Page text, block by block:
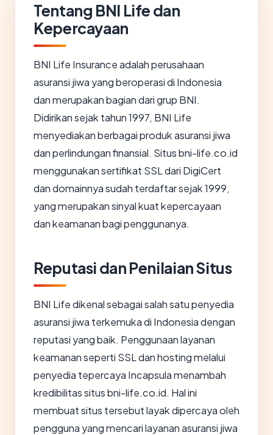
Tentang BNI Life dan
Kepercayaan
BNI Life Insurance adalah perusahaan
asuransi jiwa yang beroperasi di Indonesia
dan merupakan bagian dari grup BNI.
Didirikan sejak tahun 1997, BNI Life
menyediakan berbagai produk asuransi jiwa
dan perlindungan finansial. Situs bni-life.co.id
menggunakan sertifikat SSL dari DigiCert
dan domainnya sudah terdaftar sejak 1999,
yang merupakan sinyal kuat kepercayaan
dan keamanan bagi penggunanya.
Reputasi dan Penilaian Situs
BNI Life dikenal sebagai salah satu penyedia
asuransi jiwa terkemuka di Indonesia dengan
reputasi yang baik. Penggunaan layanan
keamanan seperti SSL dan hosting melalui
penyedia tepercaya Incapsula menambah
kredibilitas situs bni-life.co.id. Hal ini
membuat situs tersebut layak dipercaya oleh
pengguna yang mencari layanan asuransi jiwa